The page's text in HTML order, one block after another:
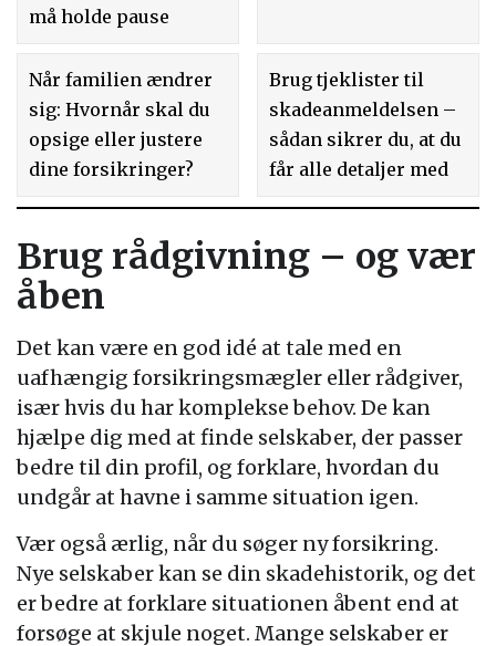
må holde pause
Når familien ændrer
sig: Hvornår skal du
opsige eller justere
dine forsikringer?
Brug tjeklister til
skadeanmeldelsen –
sådan sikrer du, at du
får alle detaljer med
Brug rådgivning – og vær
åben
Det kan være en god idé at tale med en
uafhængig forsikringsmægler eller rådgiver,
især hvis du har komplekse behov. De kan
hjælpe dig med at finde selskaber, der passer
bedre til din profil, og forklare, hvordan du
undgår at havne i samme situation igen.
Vær også ærlig, når du søger ny forsikring.
Nye selskaber kan se din skadehistorik, og det
er bedre at forklare situationen åbent end at
forsøge at skjule noget. Mange selskaber er